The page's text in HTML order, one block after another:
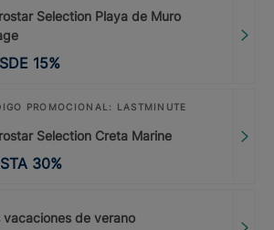
Selection Playa de Muro
15%
PROMOCIONAL: LASTMINUTE
Selection Creta Marine
30%
vacaciones de verano